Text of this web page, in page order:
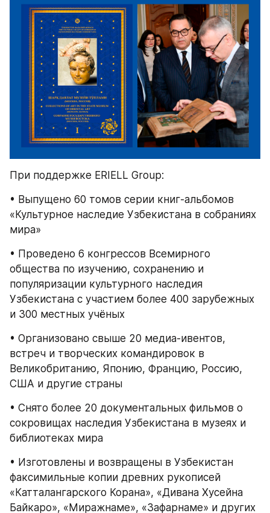
При поддержке ERIELL Group:
• Выпущено 60 томов серии книг-альбомов
«Культурное наследие Узбекистана в собраниях
мира»
• Проведено 6 конгрессов Всемирного
общества по изучению, сохранению и
популяризации культурного наследия
Узбекистана с участием более 400 зарубежных
и 300 местных учёных
• Организовано свыше 20 медиа-ивентов,
встреч и творческих командировок в
Великобританию, Японию, Францию, Россию,
США и другие страны
• Снято более 20 документальных фильмов о
сокровищах наследия Узбекистана в музеях и
библиотеках мира
• Изготовлены и возвращены в Узбекистан
факсимильные копии древних рукописей
«Катталангарского Корана», «Дивана Хусейна
Байкаро», «Миражнаме», «Зафарнаме» и других